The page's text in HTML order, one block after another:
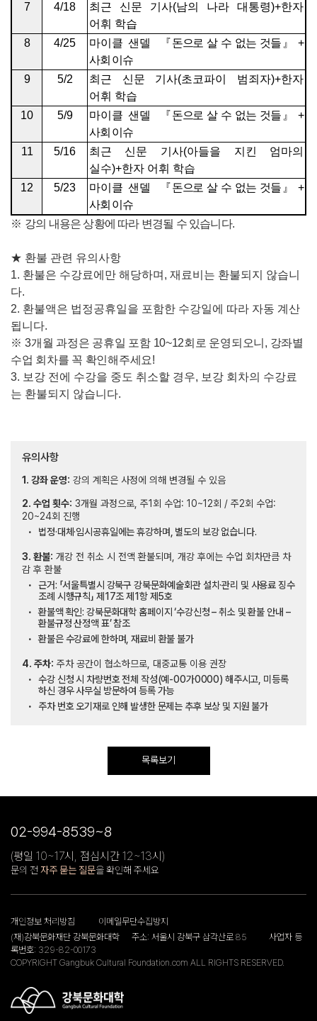
7
4/18 최근 신문 기사(남의 나라 대통령)+한자
어휘 학습
8
4/25 마이클 샌델 『돈으로 살 수 없는 것들』+
사회 이슈
9
5/2 최근 신문 기사(초코파이 범죄자)+한자
어휘 학습
10
5/9 마이클 샌델 『돈으로 살 수 없는 것들』+
사회 이슈
11
5/16 최근 신문 기사(아들을 지킨 엄마의
실수)+한자 어휘 학습
12
5/23 마이클 샌델 『돈으로 살 수 없는 것들』+
사회 이슈
※ 강의 내용은 상황에 따라 변경될 수 있습니다.
★ 환불 관련 유의사항
1. 환불은 수강료에만 해당하며 , 재료비는 환불되지 않습니
다.
2. 환불액은 법정공휴일을 포함한 수강일에 따라 자동 계산
됩니다.
※ 3개 월 과정은 공휴일 포함 10~12회로 운영되오니 , 강좌별
수업 회차를 꼭 확인해주세요!
3. 보강 전에 수강을 중도 취소할 경우, 보강 회차의 수강료
는 환불되지 않습니다.
유의사항
1. 강좌 운영: 강의 계획은 사정에 의해 변경될 수 있음
2. 수업 횟수: 3개월 과정으로, 주1회 수업: 10~12회 / 주2회 수업:
20~24회 진행
법정·대체·임시공휴일에는 휴강하며, 별도의 보강 없습니다.
3. 환불: 개강 전 취소 시 전액 환불되며, 개강 후에는 수업 회차만큼 차
감 후 환불
근거: 「서울특별시 강북구 강북문화예술회관 설치·관리 및 사용료 징수
조례 시행규칙」 제17조 제1항 제5호
환불액 확인: 강북문화대학 홈페이지 ‘수강신청 – 취소 및 환불 안내 –
환불규정 산정액 표’ 참조
환불은 수강료에 한하며, 재료비 환불 불가
4. 주차: 주차 공간이 협소하므로, 대중교통 이용 권장
수강 신청 시 차량번호 전체 작성(예-00가0000) 해주시고, 미등록
하신 경우 사무실 방문하여 등록 가능
주차 번호 오기재로 인해 발생한 문제는 추후 보상 및 지원 불가
목록보기
02-994-8539~8
(평일 10~17시, 점심시간 12~13시)
문의 전 자주 묻는 질문을 확인해 주세요
개인정보 처리방침
이메일무단수집방지
(재)강북문화재단 강북문화대학
주소: 서울시 강북구 삼각산로 85
사업자 등
록번호: 329-82-00173
COPYRIGHT Gangbuk Cultural Foundation.com ALL RIGHTS RESERVED.